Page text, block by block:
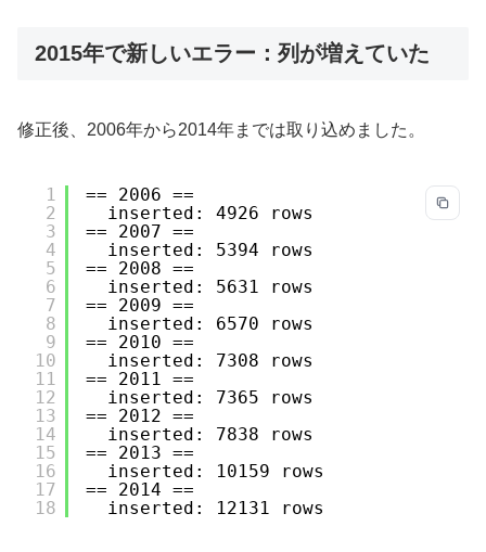
2015年で新しいエラー：列が増えていた
修正後、2006年から2014年までは取り込めました。
1
2
3
4
5
6
7
8
9
10
11
12
13
14
15
16
17
18
== 2006 ==
inserted: 4926 rows
== 2007 ==
inserted: 5394 rows
== 2008 ==
inserted: 5631 rows
== 2009 ==
inserted: 6570 rows
== 2010 ==
inserted: 7308 rows
== 2011 ==
inserted: 7365 rows
== 2012 ==
inserted: 7838 rows
== 2013 ==
inserted: 10159 rows
== 2014 ==
inserted: 12131 rows